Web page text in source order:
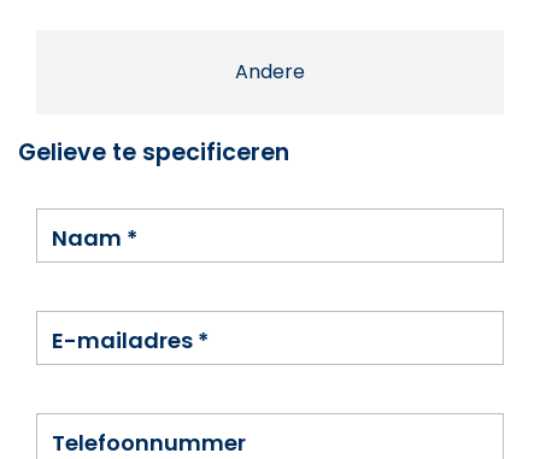
Andere
Gelieve te specificeren
Naam *
E-mailadres *
Telefoonnummer